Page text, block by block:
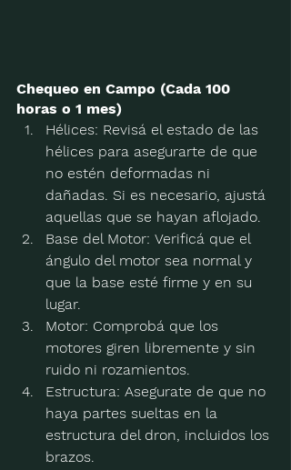
Chequeo en Campo (Cada 100
horas o 1 mes)
Hélices: Revisá el estado de las
hélices para asegurarte de que
no estén deformadas ni
dañadas. Si es necesario, ajustá
aquellas que se hayan aflojado.
Base del Motor: Verificá que el
ángulo del motor sea normal y
que la base esté firme y en su
lugar.
Motor: Comprobá que los
motores giren libremente y sin
ruido ni rozamientos.
Estructura: Asegurate de que no
haya partes sueltas en la
estructura del dron, incluidos los
brazos.